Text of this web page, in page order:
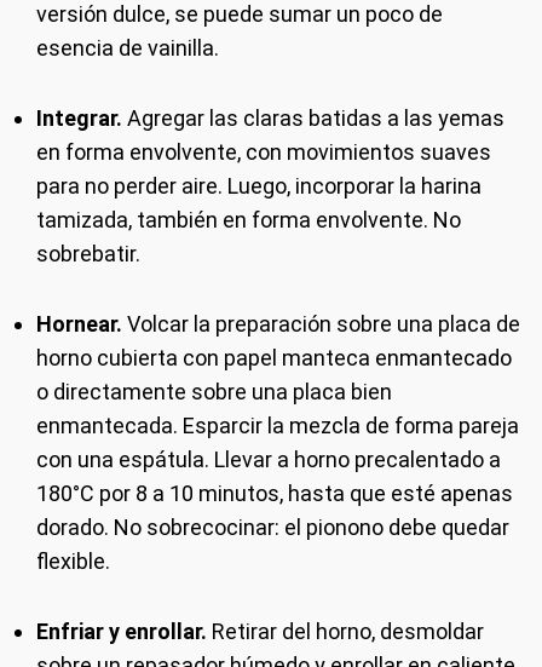
versión dulce, se puede sumar un poco de
esencia de vainilla.
Integrar. Agregar las claras batidas a las yemas
en forma envolvente, con movimientos suaves
para no perder aire. Luego, incorporar la harina
tamizada, también en forma envolvente. No
sobrebatir.
Hornear. Volcar la preparación sobre una placa de
horno cubierta con papel manteca enmantecado
o directamente sobre una placa bien
enmantecada. Esparcir la mezcla de forma pareja
con una espátula. Llevar a horno precalentado a
180°C por 8 a 10 minutos, hasta que esté apenas
dorado. No sobrecocinar: el pionono debe quedar
flexible.
Enfriar y enrollar. Retirar del horno, desmoldar